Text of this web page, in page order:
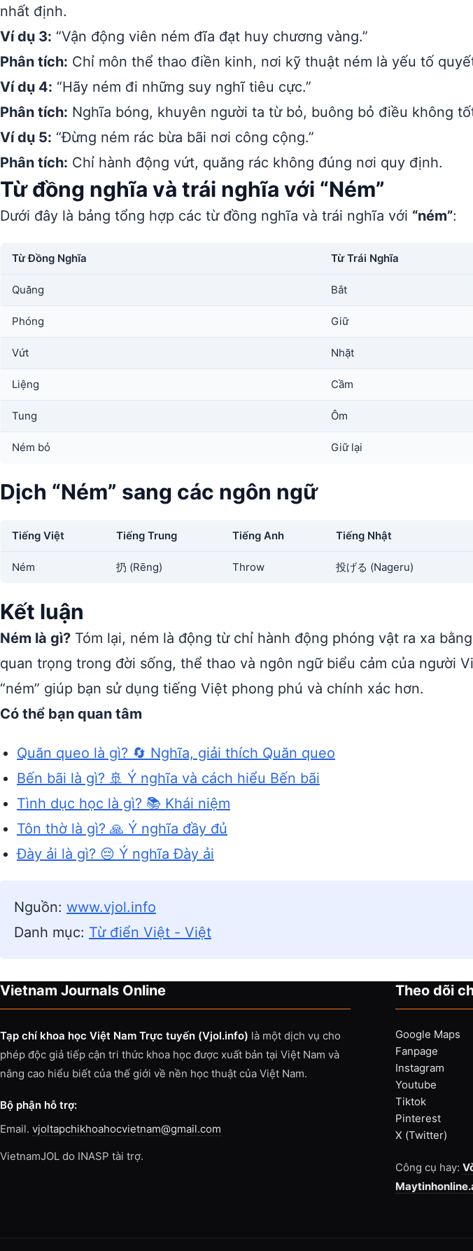
nhất định.
Ví dụ 3: “Vận động viên ném đĩa đạt huy chương vàng.”
Phân tích: Chỉ môn thể thao điền kinh, nơi kỹ thuật ném là yếu tố
Ví dụ 4: “Hãy ném đi những suy nghĩ tiêu cực.”
Phân tích: Nghĩa bóng, khuyên người ta từ bỏ, buông bỏ điều không
Ví dụ 5: “Đừng ném rác bừa bãi nơi công cộng.”
Phân tích: Chỉ hành động vứt, quăng rác không đúng nơi quy định.
Từ đồng nghĩa và trái nghĩa với “Ném”
Dưới đây là bảng tổng hợp các từ đồng nghĩa và trái nghĩa với “ném”:
Từ Đồng Nghĩa Từ Trái Nghĩa
Quăng Bắt
Phóng Giữ
Vứt Nhặt
Liệng Cầm
Tung Ôm
Ném bỏ Giữ lại
Dịch “Ném” sang các ngôn ngữ
Tiếng Việt Tiếng Trung Tiếng Anh Tiếng Nhật
Ném 扔 (Rēng) Throw 投げる (Nageru)
Kết luận
Ném là gì? Tóm lại, ném là động từ chỉ hành động phóng vật ra xa
quan trọng trong đời sống, thể thao và ngôn ngữ biểu cảm của người
“ném” giúp bạn sử dụng tiếng Việt phong phú và chính xác hơn.
Có thể bạn quan tâm
Quăn queo là gì? 🔄 Nghĩa, giải thích Quăn queo
Bến bãi là gì? 🚢 Ý nghĩa và cách hiểu Bến bãi
Tình dục học là gì? 📚 Khái niệm
Tôn thờ là gì? 🙏 Ý nghĩa đầy đủ
Đày ải là gì? 😔 Ý nghĩa Đày ải
Nguồn: www.vjol.info
Danh mục: Từ điển Việt - Việt
Vietnam Journals Online
Tạp chí khoa học Việt Nam Trực tuyến (Vjol.info) là một dịch vụ cho
phép độc giả tiếp cận tri thức khoa học được xuất bản tại Việt Nam và
nâng cao hiểu biết của thế giới về nền học thuật của Việt Nam.
Bộ phận hỗ trợ:
Email. vjoltapchikhoahocvietnam@gmail.com
VietnamJOL do INASP tài trợ.
Theo dõi
Google Maps
Fanpage
Instagram
Youtube
Tiktok
Pinterest
X (Twitter)
Công cụ hay: